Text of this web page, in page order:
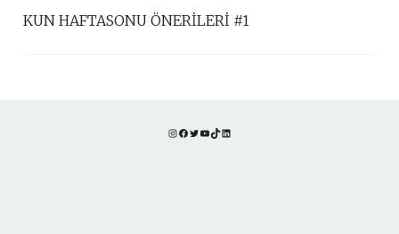
KUN HAFTASONU ÖNERİLERİ #1
Instagram
Facebook
TwitterYouTube
TikTok